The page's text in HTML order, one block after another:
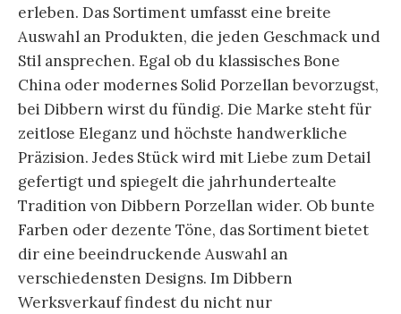
erleben. Das Sortiment umfasst eine breite
Auswahl an Produkten, die jeden Geschmack und
Stil ansprechen. Egal ob du klassisches Bone
China oder modernes Solid Porzellan bevorzugst,
bei Dibbern wirst du fündig. Die Marke steht für
zeitlose Eleganz und höchste handwerkliche
Präzision. Jedes Stück wird mit Liebe zum Detail
gefertigt und spiegelt die jahrhundertealte
Tradition von Dibbern Porzellan wider. Ob bunte
Farben oder dezente Töne, das Sortiment bietet
dir eine beeindruckende Auswahl an
verschiedensten Designs. Im Dibbern
Werksverkauf findest du nicht nur